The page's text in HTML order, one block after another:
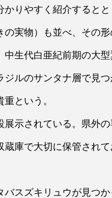
りやすく紹介すると
実物）も並べ、その形
生代白亜紀前期の大
ルのサンタナ層で見
という。
示されている。県外の
庫で大切に保管され
スズキリュウが見つか